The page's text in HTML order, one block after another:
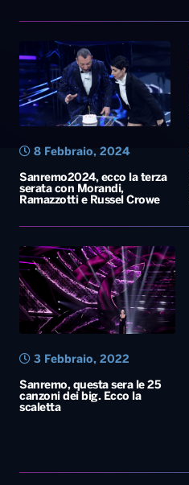
Sanremo2024, ecco la terza
serata con Morandi,
Ramazzotti e Russel Crowe
8 Febbraio, 2024
Sanremo, questa sera le 25
canzoni dei big. Ecco la
scaletta
3 Febbraio, 2022